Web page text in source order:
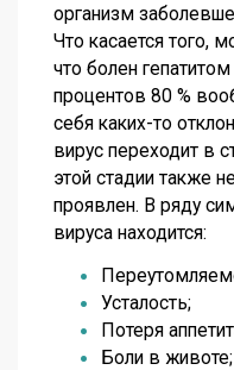
организм
Что касается того,
что болен
процентов 80 %
себя каких-то
вирус переходит в
этой стадии также
проявлен. В ряду
вируса находится:
Усталость;
Потеря
Боли в животе;